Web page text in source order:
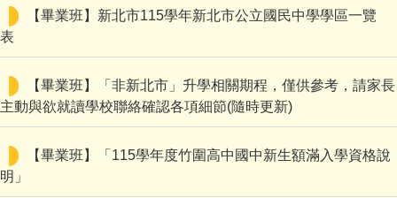
鄧公附幼
English
【畢業班】新北市115學年新北市公立國民中學學區一覽
表
【畢業班】「非新北市」升學相關期程，僅供參考，請家長
主動與欲就讀學校聯絡確認各項細節(隨時更新)
【畢業班】「115學年度竹圍高中國中新生額滿入學資格說
明」